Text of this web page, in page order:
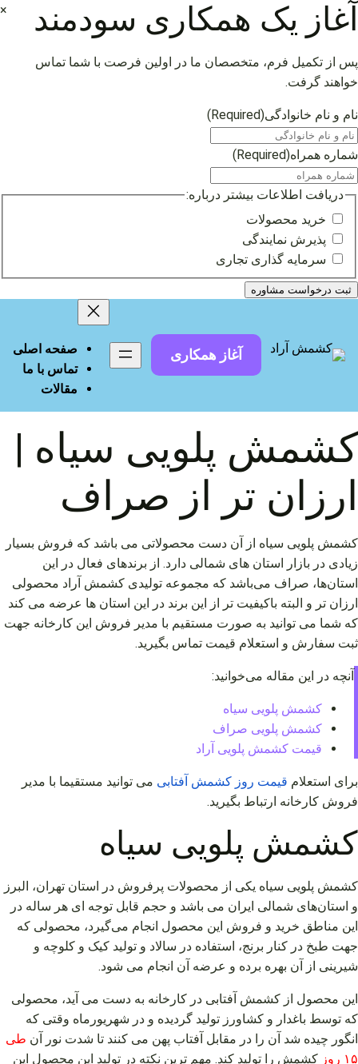
× آغاز یک همکاری سودمند
پس از تکمیل فرم، متخصصان ما در اولین فرصت با شما تماس
خواهند گرفت.
نام و نام خانوادگی(Required)
شماره همراه(Required)
دریافت اطلاعات بیشتر درباره:
خرید محصولات
پذیرش نمایندگی
سرمایه گذاری تجاری
محتوا
آغاز همکاری
صفحه اصلی
تماس با ما
مقالات
کشمش پلویی سیاه |
ارزان تر از صراف
کشمش پلویی سیاه از آن دست محصولاتی می‌ باشد که فروش بسیار
زیادی در بازار استان‌ های شمالی دارد. از برندهای فعال در این
استان‌ها، صراف می‌باشد که مجموعه تولیدی کشمش آراد محصولی
ارزان‌ تر و البته باکیفیت تر از این برند در این استان‌ ها عرضه می‌ کند
که شما می‌ توانید به صورت مستقیم با مدیر فروش این کارخانه جهت
ثبت سفارش و استعلام قیمت تماس بگیرید.
آنچه در این مقاله می‌خوانید:
کشمش پلویی سیاه
کشمش پلویی صراف
قیمت کشمش پلویی آراد
برای استعلام قیمت روز کشمش آفتابی می توانید مستقیما با مدیر
فروش کارخانه ارتباط بگیرید.
کشمش پلویی سیاه
کشمش پلویی سیاه یکی از محصولات پرفروش در استان تهران، البرز
و استان‌های شمالی ایران می‌ باشد و حجم قابل توجه ای هر ساله در
این مناطق خرید و فروش این محصول انجام می‌گیرد، محصولی که
جهت طبخ در کنار برنج، استفاده در سالاد و تولید کیک و کلوچه و
شیرینی از آن بهره برده و عرضه آن انجام می‌ شود.
این محصول از کشمش آفتابی در کارخانه به دست می‌ آید، محصولی
که توسط باغدار و کشاورز تولید گردیده و در شهریورماه وقتی که
انگور چیده شد آن را در مقابل آفتاب پهن می‌ کنند تا شدت نور آن طی
۱۵ روز
کشمش را تولید کند. مهم ‌ترین نکته در تولید این محصول این